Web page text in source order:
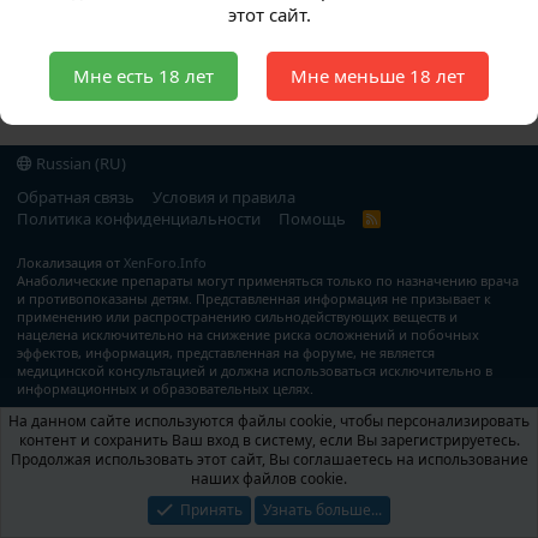
этот сайт.
Мне есть 18 лет Мне меньше 18 лет
Russian (RU)
Обратная связь
Условия и правила
Политика конфиденциальности
Помощь
R
Локализация от XenForo.Info
Анаболические препараты могут применяться только по назначению врача
и противопоказаны детям. Представленная информация не призывает к
применению или распространению сильнодействующих веществ и
нацелена исключительно на снижение риска осложнений и побочных
эффектов, информация, представленная на форуме, не является
медицинской консультацией и должна использоваться исключительно в
информационных и образовательных целях.
На данном сайте используются файлы cookie, чтобы персонализировать
контент и сохранить Ваш вход в систему, если Вы зарегистрируетесь.
Продолжая использовать этот сайт, Вы соглашаетесь на использование
наших файлов cookie.
Принять
Узнать больше...